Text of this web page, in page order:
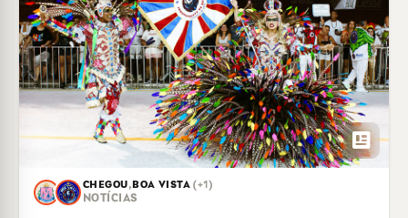
newsmode
CHEGOU, BOA VISTA (+1)
NOTÍCIAS